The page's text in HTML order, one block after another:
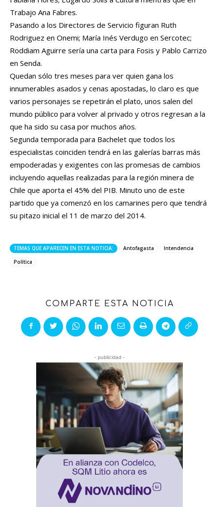
Trabajo Ana Fabres.
Pasando a los Directores de Servicio figuran Ruth
Rodriguez en Onemi; María Inés Verdugo en Sercotec;
Roddiam Aguirre sería una carta para Fosis y Pablo Carrizo
en Senda.
Quedan sólo tres meses para ver quien gana los
innumerables asados y cenas apostadas, lo claro es que
varios personajes se repetirán el plato, unos salen del
mundo público para volver al privado y otros regresan a la
que ha sido su casa por muchos años.
Segunda temporada para Bachelet que todos los
especialistas coinciden tendrá en las galerías barras más
empoderadas y exigentes con las promesas de cambios
incluyendo aquellas realizadas para la región minera de
Chile que aporta el 45% del PIB. Minuto uno de este
partido que ya comenzó en los camarines pero que tendrá
su pitazo inicial el 11 de marzo del 2014.
TEMAS QUE APARECEN EN ESTA NOTICIA: Antofagasta
Intendencia
Política
COMPARTE ESTA NOTICIA
- publicidad -